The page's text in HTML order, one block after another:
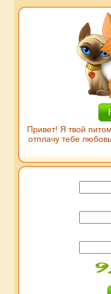
Привет! Я твой
отплачу тебе